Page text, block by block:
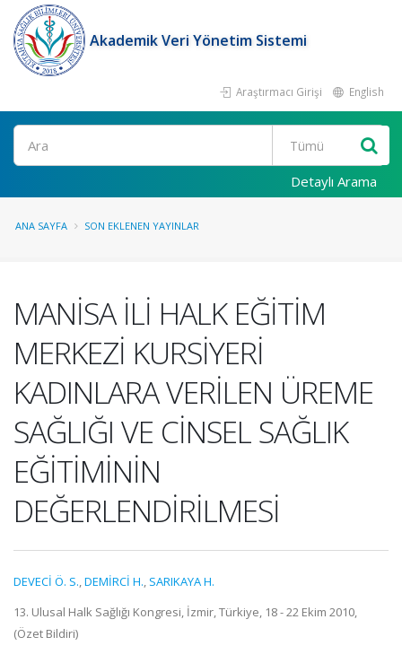
Akademik Veri Yönetim Sistemi
Araştırmacı Girişi English
Ara
Detaylı Arama
ANA SAYFA SON EKLENEN YAYINLAR
MANİSA İLİ HALK EĞİTİM
MERKEZİ KURSİYERİ
KADINLARA VERİLEN ÜREME
SAĞLIĞI VE CİNSEL SAĞLIK
EĞİTİMİNİN
DEĞERLENDİRİLMESİ
DEVECİ Ö. S.,DEMİRCİ H., SARIKAYA H.
13. Ulusal Halk Sağlığı Kongresi, İzmir, Türkiye, 18 - 22 Ekim 2010,
(Özet Bildiri)